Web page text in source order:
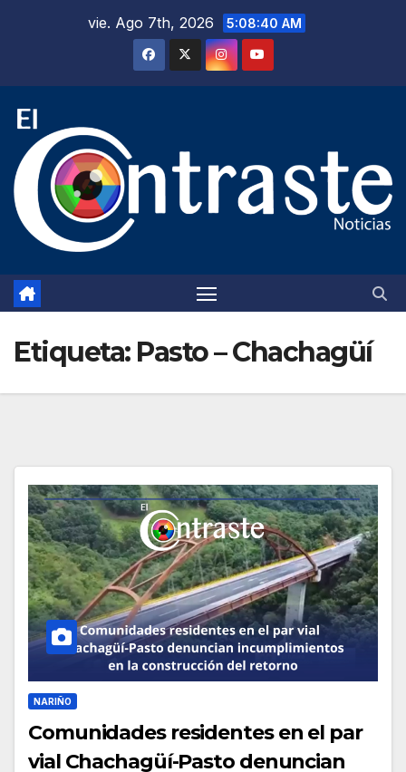
vie. Ago 7th, 2026 5:08:40 AM
Etiqueta: Pasto – Chachagüí
NARIÑO
Comunidades residentes en el par
vial Chachagüí-Pasto denuncian